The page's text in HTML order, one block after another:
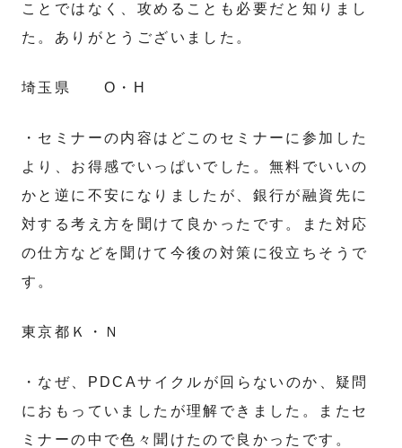
ことではなく、攻めることも必要だと知りまし
た。ありがとうございました。
埼玉県 O・H
・セミナーの内容はどこのセミナーに参加した
より、お得感でいっぱいでした。無料でいいの
かと逆に不安になりましたが、銀行が融資先に
対する考え方を聞けて良かったです。また対応
の仕方などを聞けて今後の対策に役立ちそうで
す。
東京都Ｋ・Ｎ
・なぜ、PDCAサイクルが回らないのか、疑問
におもっていましたが理解できました。またセ
ミナーの中で色々聞けたので良かったです。